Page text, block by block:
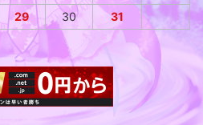
29 30
31